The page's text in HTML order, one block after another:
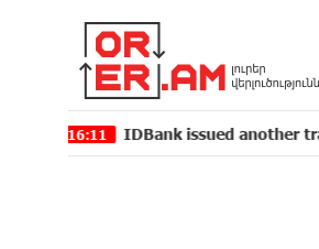
IDBank issued another tranche of